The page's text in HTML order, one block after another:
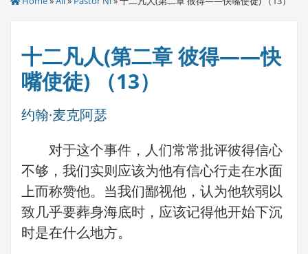
十二凡人(第二章 彼得——快
嘴使徒) （13）
约翰·麦克阿瑟
对于这个事件，人们常常批评彼得信心
不够，我们实则应该为他有信心行走在水面
上而称赞他。当我们鄙视他，认为他软弱以
致几乎要葬身海底时，应该记得他开始下沉
时是在什么地方。